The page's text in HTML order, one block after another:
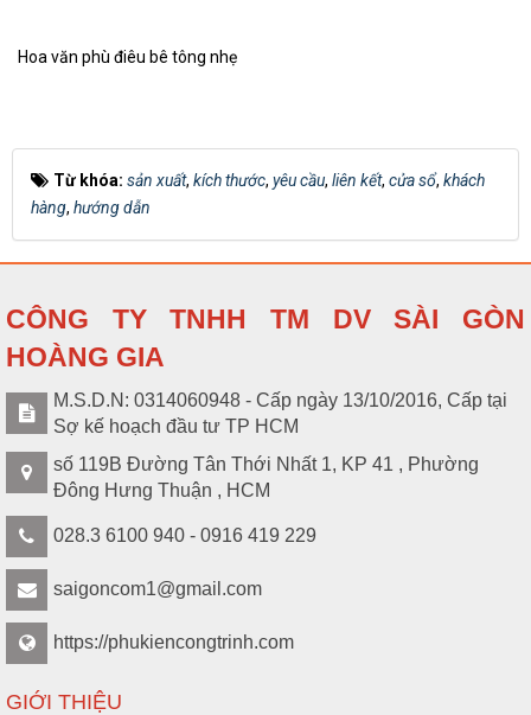
S008114
S008113
S008112
480x280mm
hệ
S008111
Hoa văn phù điêu bê tông nhẹ
Từ khóa: sản xuất, kích thước, yêu cầu, liên kết, cửa sổ, khách
hàng, hướng dẫn
CÔNG TY TNHH TM DV SÀI GÒN
HOÀNG GIA
M.S.D.N: 0314060948 - Cấp ngày 13/10/2016, Cấp tại
Sợ kế hoạch đầu tư TP HCM
số 119B Đường Tân Thới Nhất 1, KP 41 , Phường
Đông Hưng Thuận , HCM
028.3 6100 940 - 0916 419 229
saigoncom1@gmail.com
https://phukiencongtrinh.com
GIỚI THIỆU